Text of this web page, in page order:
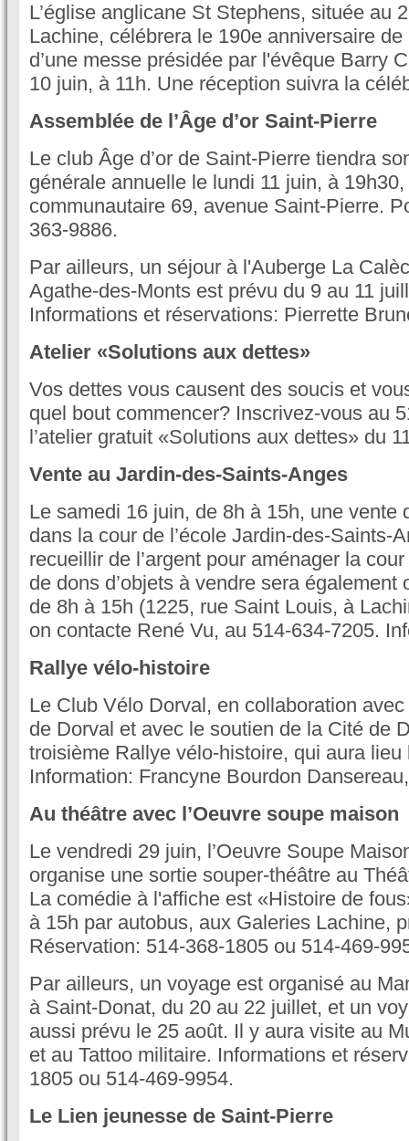
L’église anglicane St Stephens, située au
Lachine, célébrera le 190e anniversaire
d’une messe présidée par l'évêque Barry
10 juin, à 11h. Une réception suivra la
Assemblée de l’Âge d’or Saint-Pierre
Le club Âge d’or de Saint-Pierre tiendra
générale annuelle le lundi 11 juin, à
communautaire 69, avenue Saint-Pierre.
363-9886.
Par ailleurs, un séjour à l'Auberge La
Agathe-des-Monts est prévu du 9 au 11
Informations et réservations: Pierrette
Atelier «Solutions aux dettes»
Vos dettes vous causent des soucis et
quel bout commencer? Inscrivez-vous au
l’atelier gratuit «Solutions aux dettes» du
Vente au Jardin-des-Saints-Anges
Le samedi 16 juin, de 8h à 15h, une vente
dans la cour de l’école Jardin-des-Saints-
recueillir de l’argent pour aménager la
de dons d’objets à vendre sera également
de 8h à 15h (1225, rue Saint Louis, à
on contacte René Vu, au 514-634-7205.
Rallye vélo-histoire
Le Club Vélo Dorval, en collaboration
de Dorval et avec le soutien de la Cité de
troisième Rallye vélo-histoire, qui aura
Information: Francyne Bourdon
Au théâtre avec l’Oeuvre soupe maison
Le vendredi 29 juin, l’Oeuvre Soupe
organise une sortie souper-théâtre au
La comédie à l'affiche est «Histoire de
à 15h par autobus, aux Galeries Lachine,
Réservation: 514-368-1805 ou 514-469-
Par ailleurs, un voyage est organisé au
à Saint-Donat, du 20 au 22 juillet, et un
aussi prévu le 25 août. Il y aura visite au
et au Tattoo militaire. Informations et
1805 ou 514-469-9954.
Le Lien jeunesse de Saint-Pierre